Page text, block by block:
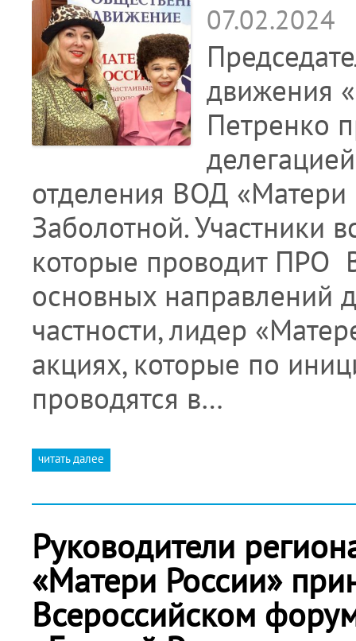
07.02.2024
движения
Петренко
отделения ВОД «Матери
Заболотной. Участники
которые проводит ПРО
основных направлений
частности, лидер
акциях, которые по
проводятся в…
читать далее
Руководители
«Матери России»
Всероссийском